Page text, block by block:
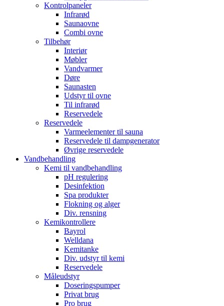
Kontrolpaneler
Infrarød
Saunaovne
Combi ovne
Tilbehør
Interiør
Møbler
Vandvarmer
Døre
Saunasten
Udstyr til ovne
Til infrarød
Reservedele
Reservedele
Varmeelementer til sauna
Reservedele til dampgenerator
Øvrige reservedele
Vandbehandling
Kemi til vandbehandling
pH regulering
Desinfektion
Spa produkter
Flokning og alger
Div. rensning
Kemikontrollere
Bayrol
Welldana
Kemitanke
Div. udstyr til kemi
Reservedele
Måleudstyr
Doseringspumper
Privat brug
Pro brug